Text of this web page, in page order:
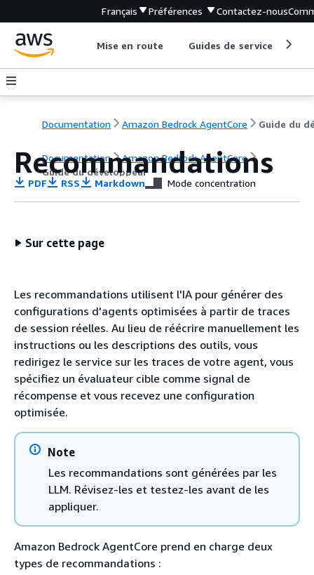
Français Préférences Contactez-nous
Mise en route Guides de service
Documentation Amazon Bedrock AgentCore
Documentation
Amazon Bedrock AgentCore
Guide du développeur
Recommandations
PDF RSS Markdown Mode concentration
Sur cette page
Les recommandations utilisent l'IA pour générer des
configurations d'agents optimisées à partir de traces
de session réelles. Au lieu de réécrire manuellement les
instructions ou les descriptions des outils, vous
redirigez le service sur les traces de votre agent, vous
spécifiez un évaluateur cible comme signal de
récompense et vous recevez une configuration
optimisée.
Note
Les recommandations sont générées par les
LLM. Révisez-les et testez-les avant de les
appliquer.
Amazon Bedrock AgentCore prend en charge deux
types de recommandations :